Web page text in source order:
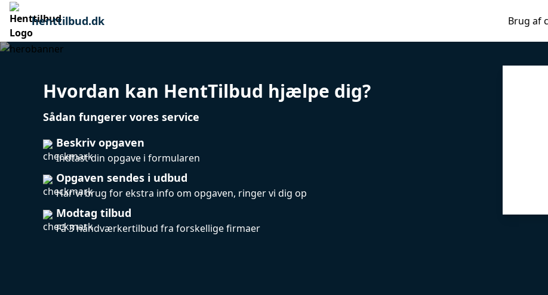
henttilbud.dk Brug af
Hvordan kan HentTilbud hjælpe dig?
Sådan fungerer vores service
Beskriv opgaven
Indtast din opgave i formularen
Opgaven sendes i udbud
Har vi brug for ekstra info om opgaven, ringer vi dig op
Modtag tilbud
Få 3 håndværkertilbud fra forskellige firmaer